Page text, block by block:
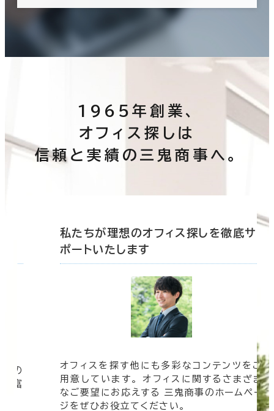
1965年創業、
オフィス探しは
信頼と実績の三鬼商事へ。
の
豊富
私たちが理想のオフィス探しを徹底サ
ポートいたします
オフィスを探す他にも多彩なコンテンツをご
用意しています。 オフィスに関するさまざま
なご要望にお応えする 三鬼商事のホームペー
ジをぜひお役立てください。